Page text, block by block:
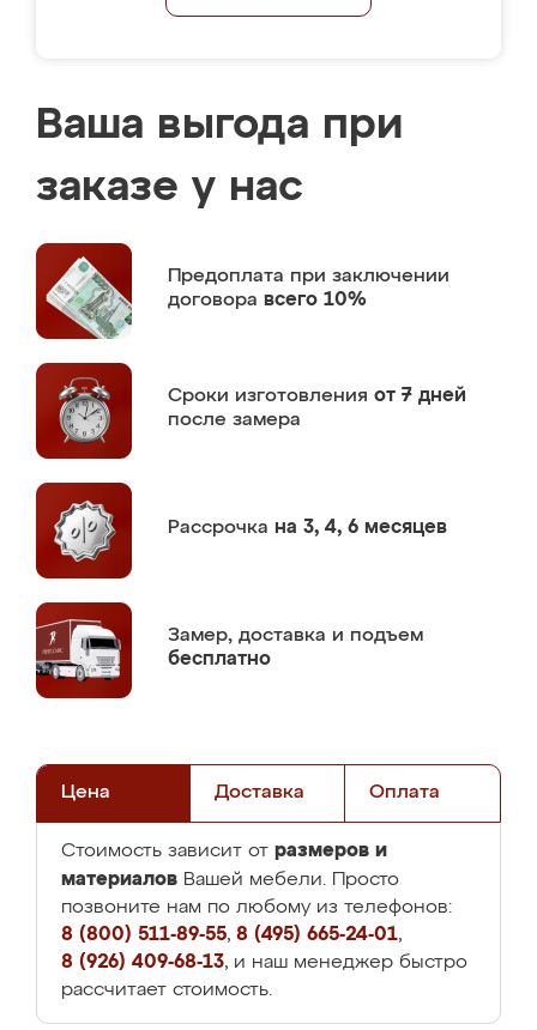
Ваша выгода при
заказе у нас
Предоплата при заключении
договора всего 10%
Сроки изготовления от 7 дней
после замера
Рассрочка на 3, 4, 6 месяцев
Замер, доставка и подъем
бесплатно
Цена Доставка Оплата
Стоимость зависит от размеров и
материалов Вашей мебели. Просто
позвоните нам по любому из телефонов:
8 (800) 511-89-55, 8 (495) 665-24-01,
8 (926) 409-68-13, и наш менеджер быстро
рассчитает стоимость.